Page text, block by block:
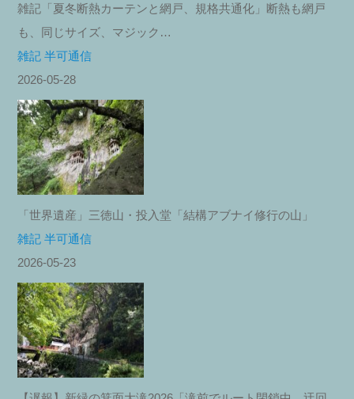
雑記「夏冬断熱カーテンと網戸、規格共通化」断熱も網戸
も、同じサイズ、マジック…
雑記 半可通信
2026-05-28
「世界遺産」三徳山・投入堂「結構アブナイ修行の山」
雑記 半可通信
2026-05-23